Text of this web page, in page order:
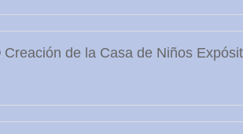
Creación de la Casa de Niños